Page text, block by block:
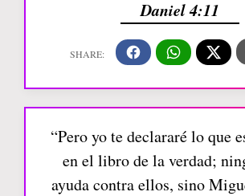
Daniel 4:11
“Pero yo te declararé lo que
en el libro de la verdad;
ayuda contra ellos, sino